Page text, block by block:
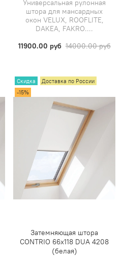
Универсальная рулонная
штора для мансардных
окон VELUX, ROOFLITE,
DAKEA, FAKRO....
11900.00 руб 14000.00 руб
Скидка
Доставка по России
-15%
Затемняющая штора
CONTRIO 66х118 DUA 4208
(белая)